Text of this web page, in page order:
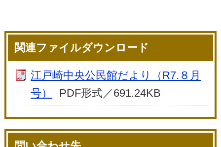
関連ファイルダウンロード
江戸崎中央公民館だより（R7.８月
号）
PDF形式／691.24KB